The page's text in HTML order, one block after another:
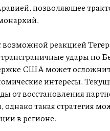
позволяющее
возможной реакцией
удары по
США может
интересы.
от восстановления
такая стратегия
в регионе.